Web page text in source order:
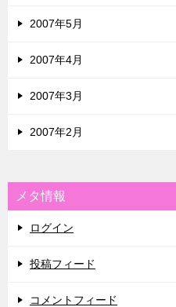
2007年5月
2007年4月
2007年3月
2007年2月
メタ情報
ログイン
投稿フィード
コメントフィード